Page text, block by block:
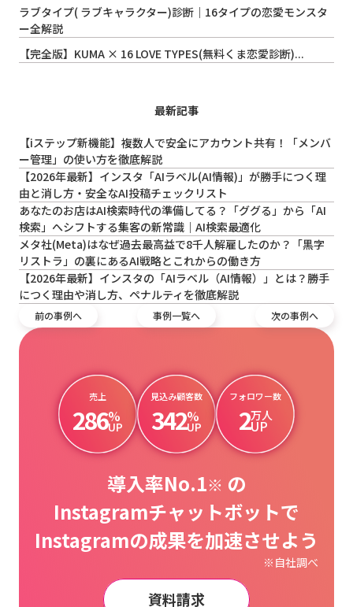
ラブタイプ( ラブキャラクター)診断｜16タイプの恋愛モンスタ
ー全解説
【完全版】KUMA × 16 LOVE TYPES(無料くま恋愛診断)...
最新記事
【iステップ新機能】複数人で安全にアカウント共有！「メンバ
ー管理」の使い方を徹底解説
【2026年最新】インスタ「AIラベル(AI情報)」が勝手につく理
由と消し方・安全なAI投稿チェックリスト
あなたのお店はAI検索時代の準備してる？「ググる」から「AI
検索」へシフトする集客の新常識｜AI検索最適化
メタ社(Meta)はなぜ過去最高益で8千人解雇したのか？「黒字
リストラ」の裏にあるAI戦略とこれからの働き方
【2026年最新】インスタの「AIラベル（AI情報）」とは？勝手
につく理由や消し方、ペナルティを徹底解説
前の事例へ 事例一覧へ 次の事例へ
売上
286%
UP
見込み顧客数
342%
UP
フォロワー数
2万人
UP
導入率No.1※ の
Instagramチャットボットで
Instagramの成果を加速させよう
※自社調べ
資料請求